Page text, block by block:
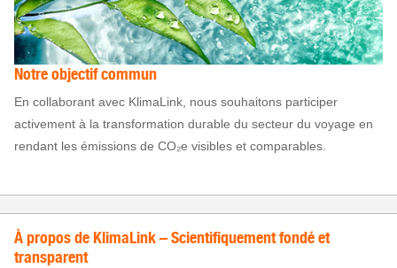
Notre objectif commun
En collaborant avec KlimaLink, nous souhaitons participer
activement à la transformation durable du secteur du voyage en
rendant les émissions de CO₂e visibles et comparables.
À propos de KlimaLink – Scientifiquement fondé et
transparent